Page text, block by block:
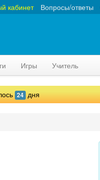
Вопросы/ответы
кабинет
Игры Учитель
24 дня